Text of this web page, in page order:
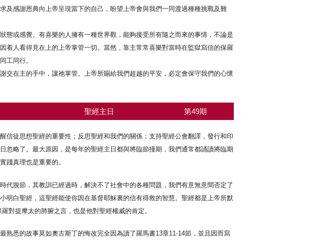
及感謝恩典向上帝呈現當下的自己，盼望上帝會與我們一同渡過種種挑戰及難
或感覺。有喜樂的人擁有一種世界觀，能夠接受所有隨之而來的事情，不論是
人看得見在上的上帝掌管一切。當然，靠主常常喜樂對當時在監獄寫信的保羅
工同行。
在主的手中，讓祂掌管。上帝所賜給我們超越的平安，必定會保守我們的心懷
聖經主日 第49期
徒思想聖經的重要性；反思聖經和我們的關係；支持聖經公會翻譯，發行和印
略了。最大原因，是每年的聖經主日都與將臨節撞期，我們通常都誦讀將臨期
踐真理也是重要的。
脫節，其教訓已經過時，解決不了社會中的各種問題，我們有意無意間否定了
白聖經，這聖經能使你因在基督耶穌裏的信有得救的智慧。聖經都是上帝所默
對提摩太的肺腑之言，也是他對聖經權威的肯定。
悉的故事莫如奧古斯丁的悔改完全因為讀了羅馬書13章11-14節，並且因而寫